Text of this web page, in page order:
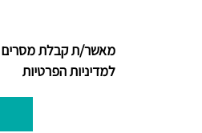
מאשר/ת קבלת מסרים
למדיניות הפרטיות